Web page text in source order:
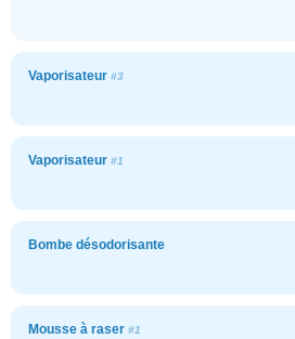
Vaporisateur #3
Vaporisateur #1
Bombe désodorisante
Mousse à raser #1